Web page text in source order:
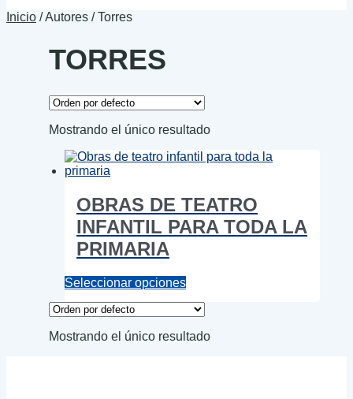
Inicio /Autores /Torres
TORRES
Mostrando el único resultado
OBRAS DE TEATRO
INFANTIL PARA TODA LA
PRIMARIA
Seleccionar opcionesEste
tiene
variantes.
Mostrando el único resultado